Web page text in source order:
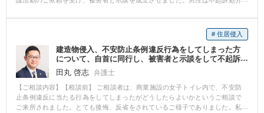
コメント】 盗撮された被害者及び被害者の両親は深い心の傷を負っていまし
た。弁護士として被害者の心情に配慮しつつ、注意深く示談交渉を進めまし
た。不起訴処分となったことで、ご依頼者の仕事や家庭への影響を最小限に
抑えることができました。
# 住居侵入
建造物侵入、不安防止条例違反行為をしてしまった方
について、自首に同行し、被害者と示談をして不起訴
処分となった事例
田丸 啓志 弁護士
【ご相談内容】【相談前】 ご相談者は、商業施設の女子トイレ内で、不安防
止条例違反に当たる行為をしてしまったがどうしたらよいかというご相談で
ご来所されました。とても後悔、反省をされているご様子でありました。私